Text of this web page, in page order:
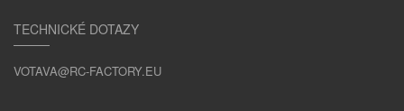
TECHNICKÉ DOTAZY
VOTAVA@RC-FACTORY.EU